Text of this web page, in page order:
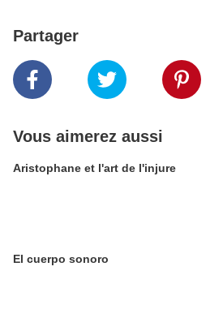
Partager
Vous aimerez aussi
Aristophane et l'art de l'injure
El cuerpo sonoro